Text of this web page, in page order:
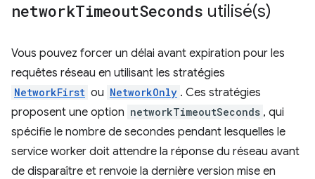
networkTimeoutSeconds utilisé(s)
Vous pouvez forcer un délai avant expiration pour les
requêtes réseau en utilisant les stratégies
NetworkFirst ou NetworkOnly . Ces stratégies
proposent une option networkTimeoutSeconds , qui
spécifie le nombre de secondes pendant lesquelles le
service worker doit attendre la réponse du réseau avant
de disparaître et renvoie la dernière version mise en